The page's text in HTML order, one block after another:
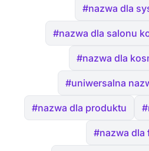
#nazwa dla
#nazwa dla salonu
#nazwa dla
#uniwersalna
#nazwa dla produktu
#nazwa dla